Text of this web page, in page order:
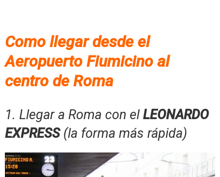
Como llegar desde el
Aeropuerto Fiumicino al
centro de Roma
1. Llegar a Roma con elLEONARDO
EXPRESS(la forma más rápida)